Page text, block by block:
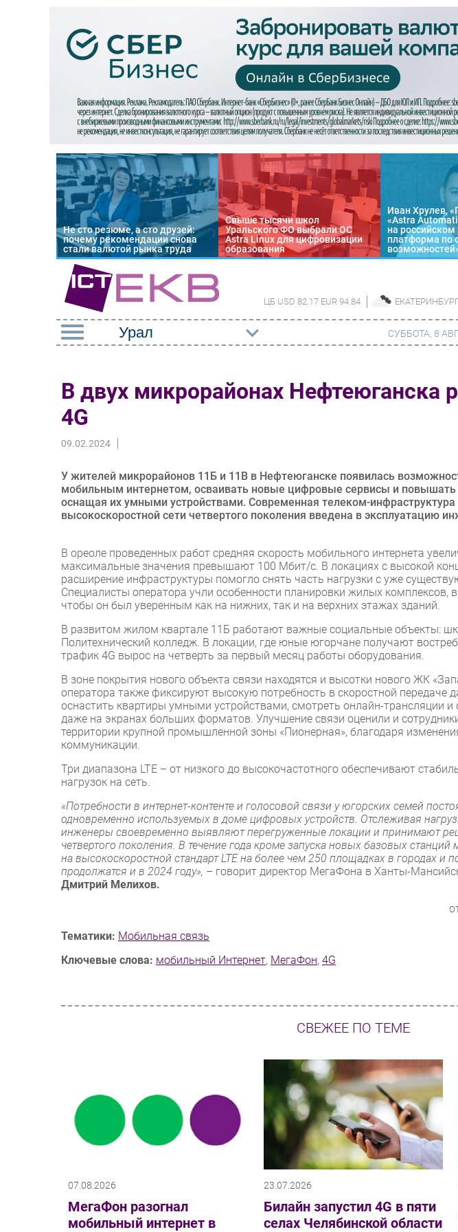
Не сто резюме, а сто друзей:
почему рекомендации снова
стали валютой рынка труда
Свыше тысячи школ
Уральского ФО выбрали ОС
Astra Linux для цифровизации
образования
Иван Хрулев,
«Astra
на
платформа по
ЦБ USD 82.17 EUR 94.84
Импорто­замещение
Автоматизация
Промышленности
Мобильная связь
Фиксированная связь
Рынок ПК
Маркетинг
ПО
Outsourcing
Кадры
CIO/
СУББОТА, 8
В двух микрорайонах Нефтеюганска
4G
09.02.2024
У жителей микрорайонов 11Б и 11В в Нефтеюганске появилась
мобильным интернетом, осваивать новые цифровые сервисы и
оснащая их умными устройствами. Современная телеком-
высокоскоростной сети четвертого поколения введена в эксплуатацию
В ореоле проведенных работ средняя скорость мобильного интернета
максимальные значения превышают 100 Мбит/с. В локациях с высокой
расширение инфраструктуры помогло снять часть нагрузки с уже
Специалисты оператора учли особенности планировки жилых комплексов,
чтобы он был уверенным как на нижних, так и на верхних этажах зданий.
В развитом жилом квартале 11Б работают важные социальные объекты:
Политехнический колледж. В локации, где юные югорчане получают
трафик 4G вырос на четверть за первый месяц работы оборудования.
В зоне покрытия нового объекта связи находятся и высотки нового ЖК
оператора также фиксируют высокую потребность в скоростной передаче
оснастить квартиры умными устройствами, смотреть онлайн-трансляции
даже на экранах больших форматов. Улучшение связи оценили и
территории крупной промышленной зоны «Пионерная», благодаря
коммуникации.
Три диапазона LTE – от низкого до высокочастотного обеспечивают
нагрузок на сеть.
«Потребности в интернет-контенте и голосовой связи у югорских семей
одновременно используемых в доме цифровых устройств. Отслеживая
инженеры своевременно выявляют перегруженные локации и принимают
четвертого поколения. В течение года кроме запуска новых базовых станций
на высокоскоростной стандарт LTE на более чем 250 площадках в городах и
продолжатся и в 2024 году», – говорит директор МегаФона в Ханты-
Дмитрий Мелихов.
Тематики: Мобильная связь
Ключевые слова: мобильный Интернет, МегаФон, 4G
СВЕЖЕЕ ПО ТЕМЕ
07.08.2026
МегаФон разогнал
мобильный интернет в
23.07.2026
Билайн запустил 4G в пяти
селах Челябинской области